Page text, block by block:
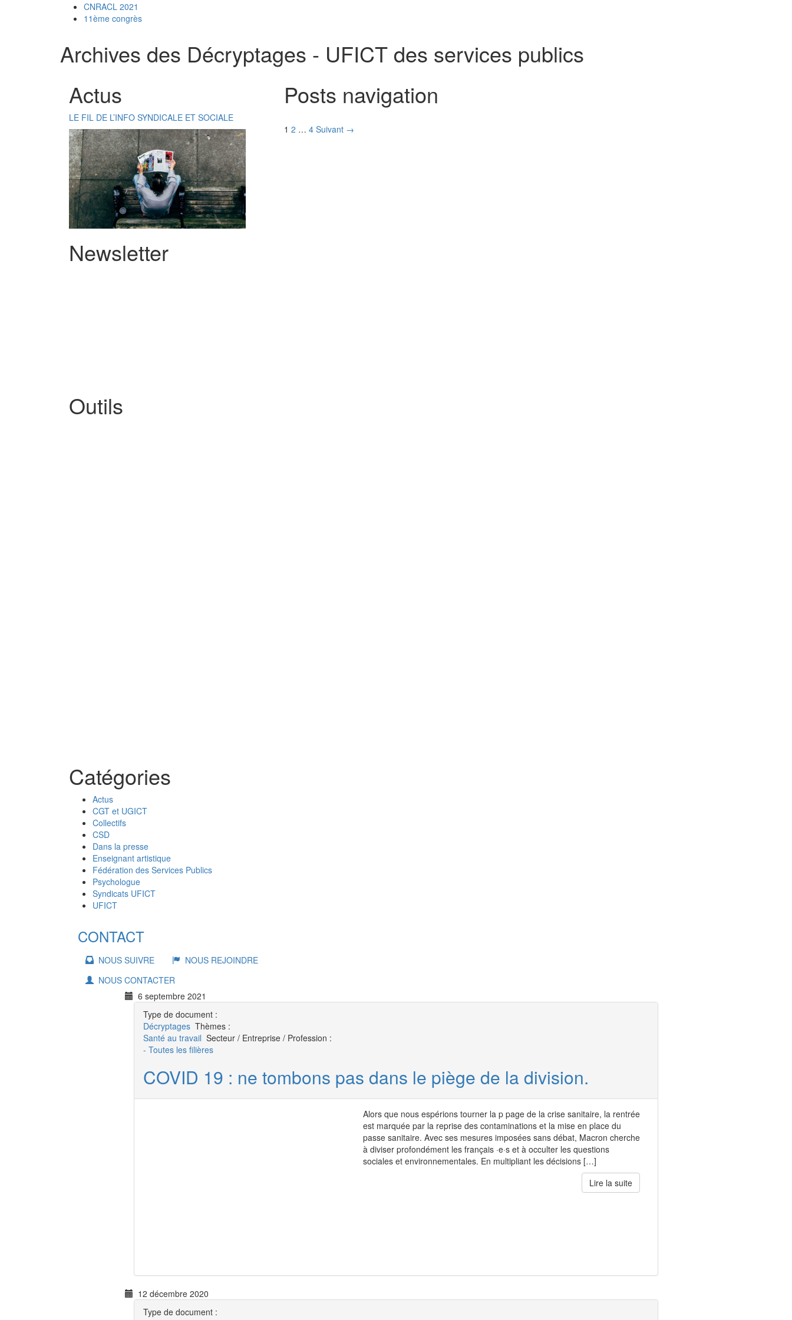
CNRACL 2021
11ème congrès
Archives des Décryptages - UFICT des services publics
Actus
LE FIL DE L’INFO SYNDICALE ET SOCIALE
Newsletter
Outils
Catégories
Actus
CGT et UGICT
Collectifs
CSD
Dans la presse
Enseignant artistique
Fédération des Services Publics
Psychologue
Syndicats UFICT
UFICT
CONTACT
NOUS SUIVRE
NOUS REJOINDRE
NOUS CONTACTER
6 septembre 2021
Type de document :
Décryptages Thèmes :
Santé au travail Secteur / Entreprise / Profession :
- Toutes les filières
COVID 19 : ne tombons pas dans le piège de la division.
Alors que nous espérions tourner la p page de la crise sanitaire, la rentrée
est marquée par la reprise des contaminations et la mise en place du
passe sanitaire. Avec ses mesures imposées sans débat, Macron cherche
à diviser profondément les français ·e·s et à occulter les questions
sociales et environnementales. En multipliant les décisions […]
Lire la suite
12 décembre 2020
Type de document :
Posts navigation
1 2 … 4 Suivant →